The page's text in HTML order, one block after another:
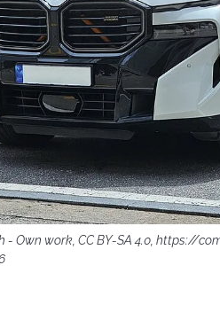
- Own work, CC BY-SA 4.0, https://